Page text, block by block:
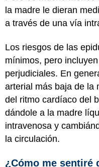
la madre le dieran
a través de una vía
Los riesgos de las
mínimos, pero
perjudiciales. En
arterial más baja de la
del ritmo cardíaco del
dándole a la madre
intravenosa y
la circulación.
¿Cómo me sentiré